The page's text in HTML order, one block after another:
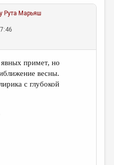
Рута Марьяш
примет, но
весны.
с глубокой